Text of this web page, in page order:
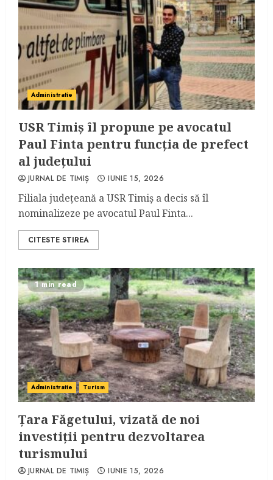
Administratie
USR Timiș îl propune pe avocatul
Paul Finta pentru funcția de prefect
al județului
JURNAL DE TIMIȘ IUNIE 15, 2026
Filiala județeană a USR Timiș a decis să îl
nominalizeze pe avocatul Paul Finta...
CITESTE STIREA
1 min read
Administratie Turism
Țara Făgetului, vizată de noi
investiții pentru dezvoltarea
turismului
JURNAL DE TIMIȘ IUNIE 15, 2026